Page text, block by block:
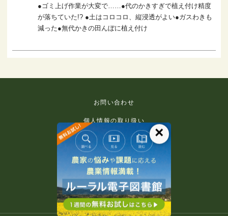
●ゴミ上げ作業が大変で……●代のかきすぎで植え付け精度
が落ちていた!? ●土はコロコロ、縦浸透がよい●ガスわきも
減った●無代かきの田んぼに植え付け
お問い合わせ
個人情報の取り扱い
免責事項
利用規約
推奨環境
著作権等について
×